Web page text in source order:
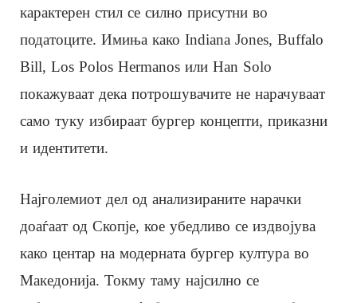
карактерен стил се силно присутни во
податоците. Имиња како Indiana Jones, Buffalo
Bill, Los Polos Hermanos или Han Solo
покажуваат дека потрошувачите не нарачуваат
само туку избираат бургер концепти, приказни
и идентитети.
Најголемиот дел од анализираните нарачки
доаѓаат од Скопје, кое убедливо се издвојува
како центар на модерната бургер култура во
Македонија. Токму таму најсилно се